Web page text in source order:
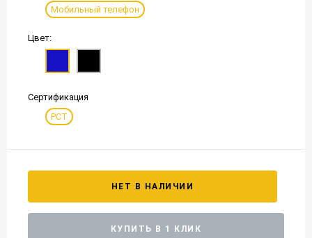
Мобильный телефон
Цвет:
Сертификация
РСТ
НЕТ В НАЛИЧИИ
КУПИТЬ В 1 КЛИК